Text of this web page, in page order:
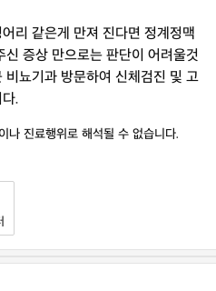
리 같은게 만져 진다면 정계정맥
증상 만으로는 판단이 어려울것
뇨기과 방문하여 신체검진 및 고
.
나 진료행위로 해석될 수 없습니다.